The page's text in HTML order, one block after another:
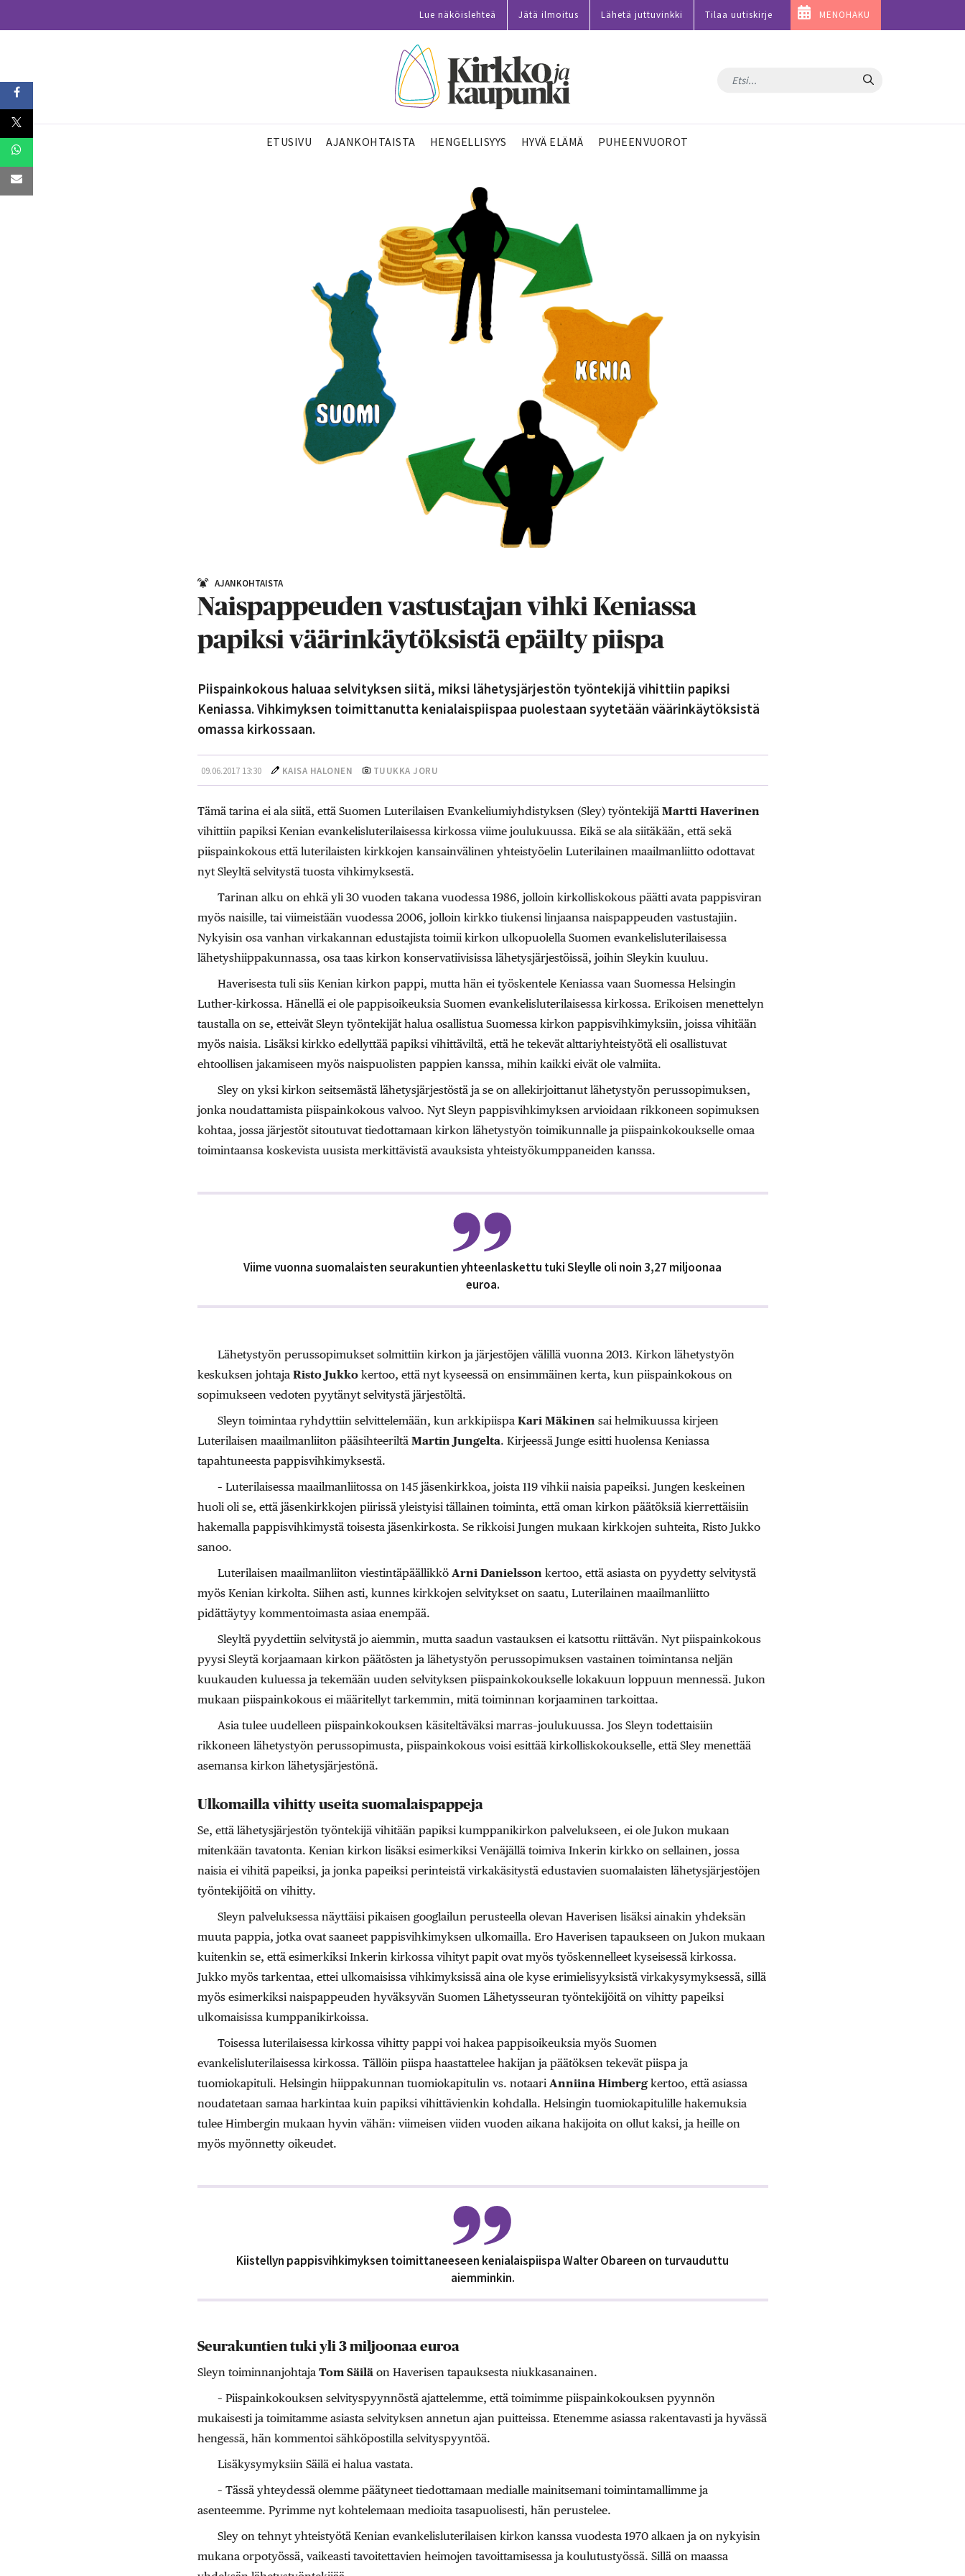
Lue näköislehteä Jätä ilmoitus Lähetä juttuvinkki Tilaa uutiskirje MENOHAKU
Hae
ETUSIVU AJANKOHTAISTA HENGELLISYYS HYVÄ ELÄMÄ PUHEENVUOROT
AJANKOHTAISTA
Naispappeuden vastustajan vihki Keniassa
papiksi väärinkäytöksistä epäilty piispa
Piispainkokous haluaa selvityksen siitä, miksi lähetysjärjestön työntekijä vihittiin papiksi
Keniassa. Vihkimyksen toimittanutta kenialaispiispaa puolestaan syytetään väärinkäytöksistä
omassa kirkossaan.
09.06.2017 13:30 KAISA HALONEN TUUKKA JORU
Tämä tarina ei ala siitä, että Suomen Luterilaisen Evankeliumiyhdistyksen (Sley) työntekijä Martti Haverinen
vihittiin papiksi Kenian evankelisluterilaisessa kirkossa viime joulukuussa. Eikä se ala siitäkään, että sekä
piispainkokous että luterilaisten kirkkojen kansainvälinen yhteistyöelin Luterilainen maailmanliitto odottavat
nyt Sleyltä selvitystä tuosta vihkimyksestä.
Tarinan alku on ehkä yli 30 vuoden takana vuodessa 1986, jolloin kirkolliskokous päätti avata pappisviran
myös naisille, tai viimeistään vuodessa 2006, jolloin kirkko tiukensi linjaansa naispappeuden vastustajiin.
Nykyisin osa vanhan virkakannan edustajista toimii kirkon ulkopuolella Suomen evankelisluterilaisessa
lähetyshiippakunnassa, osa taas kirkon konservatiivisissa lähetysjärjestöissä, joihin Sleykin kuuluu.
Haverisesta tuli siis Kenian kirkon pappi, mutta hän ei työskentele Keniassa vaan Suomessa Helsingin
Luther-kirkossa. Hänellä ei ole pappisoikeuksia Suomen evankelisluterilaisessa kirkossa. Erikoisen menettelyn
taustalla on se, etteivät Sleyn työntekijät halua osallistua Suomessa kirkon pappisvihkimyksiin, joissa vihitään
myös naisia. Lisäksi kirkko edellyttää papiksi vihittäviltä, että he tekevät alttariyhteistyötä eli osallistuvat
ehtoollisen jakamiseen myös naispuolisten pappien kanssa, mihin kaikki eivät ole valmiita.
Sley on yksi kirkon seitsemästä lähetysjärjestöstä ja se on allekirjoittanut lähetystyön perussopimuksen,
jonka noudattamista piispainkokous valvoo. Nyt Sleyn pappisvihkimyksen arvioidaan rikkoneen sopimuksen
kohtaa, jossa järjestöt sitoutuvat tiedottamaan kirkon lähetystyön toimikunnalle ja piispainkokoukselle omaa
toimintaansa koskevista uusista merkittävistä avauksista yhteistyökumppaneiden kanssa.
Viime vuonna suomalaisten seurakuntien yhteenlaskettu tuki Sleylle oli noin 3,27 miljoonaa
euroa.
Lähetystyön perussopimukset solmittiin kirkon ja järjestöjen välillä vuonna 2013. Kirkon lähetystyön
keskuksen johtaja Risto Jukkokertoo, että nyt kyseessä on ensimmäinen kerta, kun piispainkokous on
sopimukseen vedoten pyytänyt selvitystä järjestöltä.
Sleyn toimintaa ryhdyttiin selvittelemään, kun arkkipiispa Kari Mäkinen sai helmikuussa kirjeen
Luterilaisen maailmanliiton pääsihteeriltä Martin Jungelta. Kirjeessä Junge esitti huolensa Keniassa
tapahtuneesta pappisvihkimyksestä.
– Luterilaisessa maailmanliitossa on 145 jäsenkirkkoa, joista 119 vihkii naisia papeiksi. Jungen keskeinen
huoli oli se, että jäsenkirkkojen piirissä yleistyisi tällainen toiminta, että oman kirkon päätöksiä kierrettäisiin
hakemalla pappisvihkimystä toisesta jäsenkirkosta. Se rikkoisi Jungen mukaan kirkkojen suhteita, Risto Jukko
sanoo.
Luterilaisen maailmanliiton viestintäpäällikkö Arni Danielsson kertoo, että asiasta on pyydetty selvitystä
myös Kenian kirkolta. Siihen asti, kunnes kirkkojen selvitykset on saatu, Luterilainen maailmanliitto
pidättäytyy kommentoimasta asiaa enempää.
Sleyltä pyydettiin selvitystä jo aiemmin, mutta saadun vastauksen ei katsottu riittävän. Nyt piispainkokous
pyysi Sleytä korjaamaan kirkon päätösten ja lähetystyön perussopimuksen vastainen toimintansa neljän
kuukauden kuluessa ja tekemään uuden selvityksen piispainkokoukselle lokakuun loppuun mennessä. Jukon
mukaan piispainkokous ei määritellyt tarkemmin, mitä toiminnan korjaaminen tarkoittaa.
Asia tulee uudelleen piispainkokouksen käsiteltäväksi marras–joulukuussa. Jos Sleyn todettaisiin
rikkoneen lähetystyön perussopimusta, piispainkokous voisi esittää kirkolliskokoukselle, että Sley menettää
asemansa kirkon lähetysjärjestönä.
Ulkomailla vihitty useita suomalaispappeja
Se, että lähetysjärjestön työntekijä vihitään papiksi kumppanikirkon palvelukseen, ei ole Jukon mukaan
mitenkään tavatonta. Kenian kirkon lisäksi esimerkiksi Venäjällä toimiva Inkerin kirkko on sellainen, jossa
naisia ei vihitä papeiksi, ja jonka papeiksi perinteistä virkakäsitystä edustavien suomalaisten lähetysjärjestöjen
työntekijöitä on vihitty.
Sleyn palveluksessa näyttäisi pikaisen googlailun perusteella olevan Haverisen lisäksi ainakin yhdeksän
muuta pappia, jotka ovat saaneet pappisvihkimyksen ulkomailla. Ero Haverisen tapaukseen on Jukon mukaan
kuitenkin se, että esimerkiksi Inkerin kirkossa vihityt papit ovat myös työskennelleet kyseisessä kirkossa.
Jukko myös tarkentaa, ettei ulkomaisissa vihkimyksissä aina ole kyse erimielisyyksistä virkakysymyksessä, sillä
myös esimerkiksi naispappeuden hyväksyvän Suomen Lähetysseuran työntekijöitä on vihitty papeiksi
ulkomaisissa kumppanikirkoissa.
Toisessa luterilaisessa kirkossa vihitty pappi voi hakea pappisoikeuksia myös Suomen
evankelisluterilaisessa kirkossa. Tällöin piispa haastattelee hakijan ja päätöksen tekevät piispa ja
tuomiokapituli. Helsingin hiippakunnan tuomiokapitulin vs. notaari Anniina Himbergkertoo, että asiassa
noudatetaan samaa harkintaa kuin papiksi vihittävienkin kohdalla. Helsingin tuomiokapitulille hakemuksia
tulee Himbergin mukaan hyvin vähän: viimeisen viiden vuoden aikana hakijoita on ollut kaksi, ja heille on
myös myönnetty oikeudet.
Kiistellyn pappisvihkimyksen toimittaneeseen kenialaispiispaWalter Obareen on turvauduttu
aiemminkin.
Seurakuntien tuki yli 3 miljoonaa euroa
Sleyn toiminnanjohtaja Tom Säiläon Haverisen tapauksesta niukkasanainen.
– Piispainkokouksen selvityspyynnöstä ajattelemme, että toimimme piispainkokouksen pyynnön
mukaisesti ja toimitamme asiasta selvityksen annetun ajan puitteissa. Etenemme asiassa rakentavasti ja hyvässä
hengessä, hän kommentoi sähköpostilla selvityspyyntöä.
Lisäkysymyksiin Säilä ei halua vastata.
– Tässä yhteydessä olemme päätyneet tiedottamaan medialle mainitsemani toimintamallimme ja
asenteemme. Pyrimme nyt kohtelemaan medioita tasapuolisesti, hän perustelee.
Sley on tehnyt yhteistyötä Kenian evankelisluterilaisen kirkon kanssa vuodesta 1970 alkaen ja on nykyisin
mukana orpotyössä, vaikeasti tavoitettavien heimojen tavoittamisessa ja koulutustyössä. Sillä on maassa